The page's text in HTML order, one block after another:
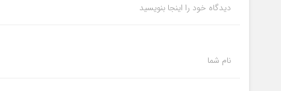
دیدگاه خود را اینجا بنویسید
نام شما